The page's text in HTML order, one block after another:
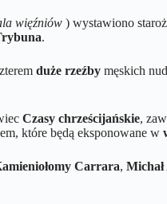
więźniów ) wystawiono
.
duże rzeźby męskich
Czasy chrześcijańskie,
które będą eksponowane w
Carrara, Michał